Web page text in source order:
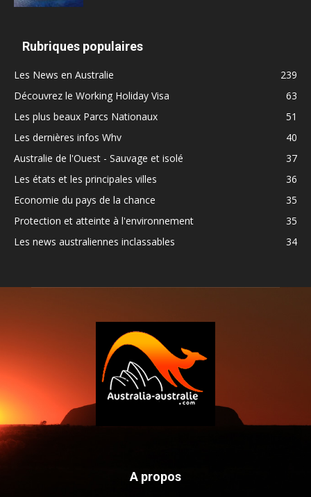
Rubriques populaires
Les News en Australie
239
Découvrez le Working Holiday Visa
63
Les plus beaux Parcs Nationaux
51
Les dernières infos Whv
40
Australie de l'Ouest - Sauvage et isolé
37
Les états et les principales villes
36
Economie du pays de la chance
35
Protection et atteinte à l'environnement
35
Les news australiennes inclassables
34
A propos